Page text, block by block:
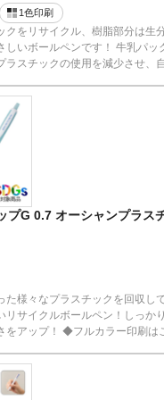
1色印刷
クをリサイクル、樹脂部分は生
しいボールペンです！ 牛乳パッ
ラスチックの使用を減少させ、
プG 0.7 オーシャンプラス
た様々なプラスチックを回収し
リサイクルボールペン！しっか
ップが使いやすさをアップ！ ◆フル